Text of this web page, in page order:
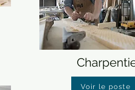
Voir le poste